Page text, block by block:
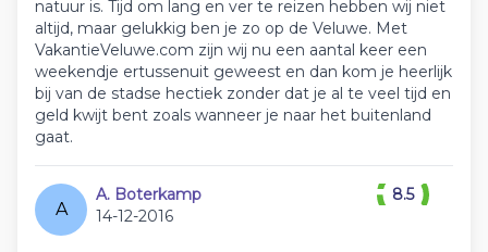
natuur is. Tijd om lang en ver te reizen hebben wij niet
altijd, maar gelukkig ben je zo op de Veluwe. Met
VakantieVeluwe.com zijn wij nu een aantal keer een
weekendje ertussenuit geweest en dan kom je heerlijk
bij van de stadse hectiek zonder dat je al te veel tijd en
geld kwijt bent zoals wanneer je naar het buitenland
gaat.
A
A. Boterkamp
14-12-2016
8.5